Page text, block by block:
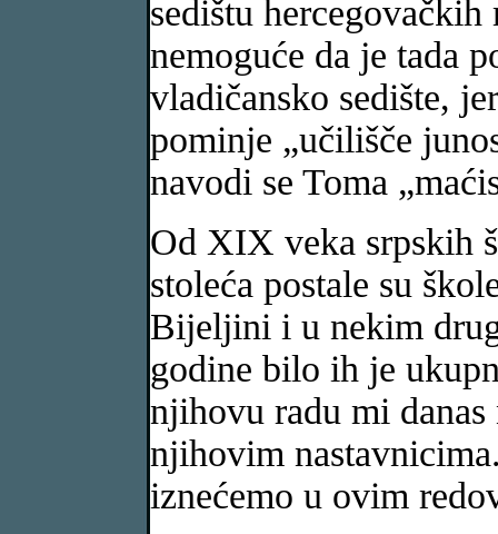
sedištu
nemoguće da je tada
vladičansko sedište,
pominje „učilišče
navodi se Toma
Od XIX veka srpskih
stoleća postale su
Bijeljini i u nekim
godine bilo ih je
njihovu radu mi
njihovim
iznećemo u ovim